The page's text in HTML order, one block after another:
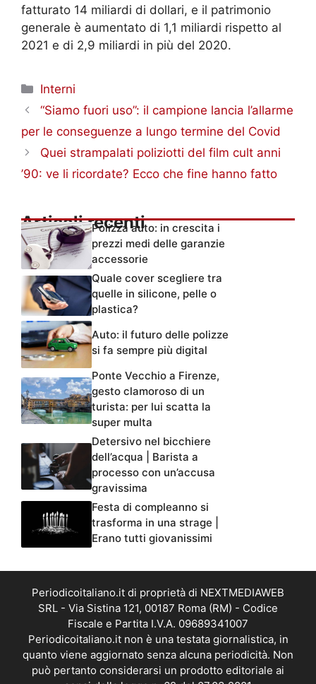
fatturato 14 miliardi di dollari, e il patrimonio
generale è aumentato di 1,1 miliardi rispetto al
2021 e di 2,9 miliardi in più del 2020.
Categorie
Interni
“Siamo fuori uso”: il campione lancia l’allarme
per le conseguenze a lungo termine del Covid
Quei strampalati poliziotti del film cult anni
’90: ve li ricordate? Ecco che fine hanno fatto
Articoli recentiPolizza auto: in crescita i
prezzi medi delle garanzie
accessorie
Quale cover scegliere tra
quelle in silicone, pelle o
plastica?
Auto: il futuro delle polizze
si fa sempre più digital
Ponte Vecchio a Firenze,
gesto clamoroso di un
turista: per lui scatta la
super multa
Detersivo nel bicchiere
dell’acqua | Barista a
processo con un’accusa
gravissima
Festa di compleanno si
trasforma in una strage |
Erano tutti giovanissimi
Periodicoitaliano.it di proprietà di NEXTMEDIAWEB
SRL - Via Sistina 121, 00187 Roma (RM) - Codice
Fiscale e Partita I.V.A. 09689341007
Periodicoitaliano.it non è una testata giornalistica, in
quanto viene aggiornato senza alcuna periodicità. Non
può pertanto considerarsi un prodotto editoriale ai